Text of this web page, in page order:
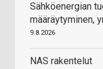
Sähköenergian
määräytyminen,
9.8.2026
NAS rakentelut